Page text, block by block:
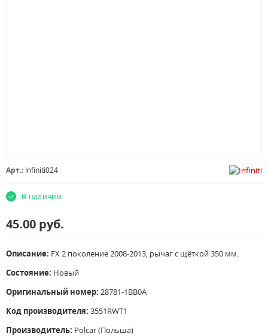
Арт.: Infiniti024
В наличии
45.00 руб.
Описание: FX 2 поколение 2008-2013, рычаг с щёткой 350 мм.
Состояние: Новый
Оригинальный номер: 28781-1BB0A
Код производителя: 3551RWT1
Производитель: Polcar (Польша)